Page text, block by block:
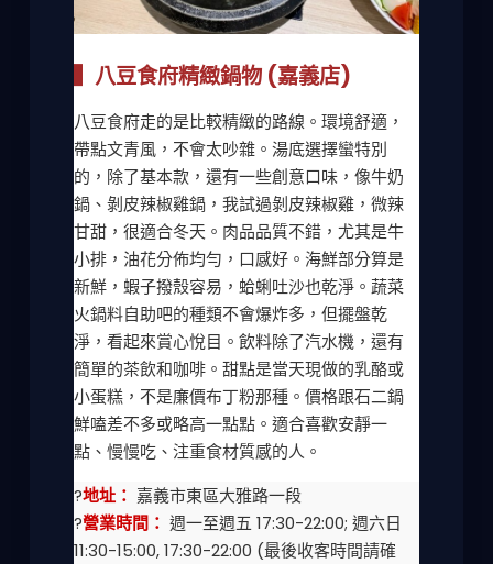
▍八豆食府精緻鍋物 (嘉義店)
八豆食府走的是比較精緻的路線。環境舒適，
帶點文青風，不會太吵雜。湯底選擇蠻特別
的，除了基本款，還有一些創意口味，像牛奶
鍋、剝皮辣椒雞鍋，我試過剝皮辣椒雞，微辣
甘甜，很適合冬天。肉品品質不錯，尤其是牛
小排，油花分佈均勻，口感好。海鮮部分算是
新鮮，蝦子撥殼容易，蛤蜊吐沙也乾淨。蔬菜
火鍋料自助吧的種類不會爆炸多，但擺盤乾
淨，看起來賞心悅目。飲料除了汽水機，還有
簡單的茶飲和咖啡。甜點是當天現做的乳酪或
小蛋糕，不是廉價布丁粉那種。價格跟石二鍋
鮮嗑差不多或略高一點點。適合喜歡安靜一
點、慢慢吃、注重食材質感的人。
?地址： 嘉義市東區大雅路一段
?營業時間： 週一至週五 17:30-22:00; 週六日
11:30-15:00, 17:30-22:00 (最後收客時間請確